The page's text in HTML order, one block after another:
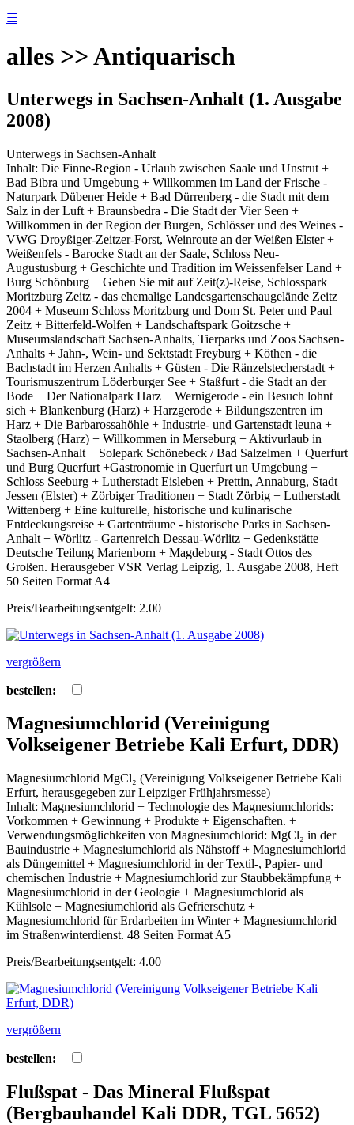
☰
alles >> Antiquarisch
Unterwegs in Sachsen-Anhalt (1. Ausgabe
2008)
Unterwegs in Sachsen-Anhalt
Inhalt: Die Finne-Region - Urlaub zwischen Saale und Unstrut +
Bad Bibra und Umgebung + Willkommen im Land der Frische -
Naturpark Dübener Heide + Bad Dürrenberg - die Stadt mit dem
Salz in der Luft + Braunsbedra - Die Stadt der Vier Seen +
Willkommen in der Region der Burgen, Schlösser und des Weines -
VWG Droyßiger-Zeitzer-Forst, Weinroute an der Weißen Elster +
Weißenfels - Barocke Stadt an der Saale, Schloss Neu-
Augustusburg + Geschichte und Tradition im Weissenfelser Land +
Burg Schönburg + Gehen Sie mit auf Zeit(z)-Reise, Schlosspark
Moritzburg Zeitz - das ehemalige Landesgartenschaugelände Zeitz
2004 + Museum Schloss Moritzburg und Dom St. Peter und Paul
Zeitz + Bitterfeld-Wolfen + Landschaftspark Goitzsche +
Museumslandschaft Sachsen-Anhalts, Tierparks und Zoos Sachsen-
Anhalts + Jahn-, Wein- und Sektstadt Freyburg + Köthen - die
Bachstadt im Herzen Anhalts + Güsten - Die Ränzelstecherstadt +
Tourismuszentrum Löderburger See + Staßfurt - die Stadt an der
Bode + Der Nationalpark Harz + Wernigerode - ein Besuch lohnt
sich + Blankenburg (Harz) + Harzgerode + Bildungszentren im
Harz + Die Barbarossahöhle + Industrie- und Gartenstadt leuna +
Staolberg (Harz) + Willkommen in Merseburg + Aktivurlaub in
Sachsen-Anhalt + Solepark Schönebeck / Bad Salzelmen + Querfurt
und Burg Querfurt +Gastronomie in Querfurt un Umgebung +
Schloss Seeburg + Lutherstadt Eisleben + Prettin, Annaburg, Stadt
Jessen (Elster) + Zörbiger Traditionen + Stadt Zörbig + Lutherstadt
Wittenberg + Eine kulturelle, historische und kulinarische
Entdeckungsreise + Gartenträume - historische Parks in Sachsen-
Anhalt + Wörlitz - Gartenreich Dessau-Wörlitz + Gedenkstätte
Deutsche Teilung Marienborn + Magdeburg - Stadt Ottos des
Großen. Herausgeber VSR Verlag Leipzig, 1. Ausgabe 2008, Heft
50 Seiten Format A4
Preis/Bearbeitungsentgelt: 2.00
vergrößern
bestellen:
Magnesiumchlorid (Vereinigung
Volkseigener Betriebe Kali Erfurt, DDR)
Magnesiumchlorid MgCl₂ (Vereinigung Volkseigener Betriebe Kali
Erfurt, herausgegeben zur Leipziger Frühjahrsmesse)
Inhalt: Magnesiumchlorid + Technologie des Magnesiumchlorids:
Vorkommen + Gewinnung + Produkte + Eigenschaften. +
Verwendungsmöglichkeiten von Magnesiumchlorid: MgCl₂ in der
Bauindustrie + Magnesiumchlorid als Nähstoff + Magnesiumchlorid
als Düngemittel + Magnesiumchlorid in der Textil-, Papier- und
chemischen Industrie + Magnesiumchlorid zur Staubbekämpfung +
Magnesiumchlorid in der Geologie + Magnesiumchlorid als
Kühlsole + Magnesiumchlorid als Gefrierschutz +
Magnesiumchlorid für Erdarbeiten im Winter + Magnesiumchlorid
im Straßenwinterdienst. 48 Seiten Format A5
Preis/Bearbeitungsentgelt: 4.00
vergrößern
bestellen:
Flußspat - Das Mineral Flußspat
(Bergbauhandel Kali DDR, TGL 5652)